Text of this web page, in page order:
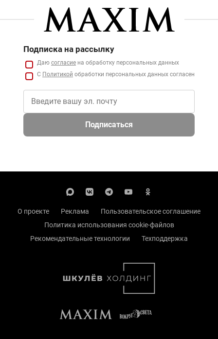
Подписка на рассылку
Даю согласие на обработку персональных данных
С Политикой обработки персональных данных согласен
Подписаться
О проекте Реклама
Пользовательское соглашение
Политика использования cookie-файлов
Рекомендательные технологии
Техподдержка